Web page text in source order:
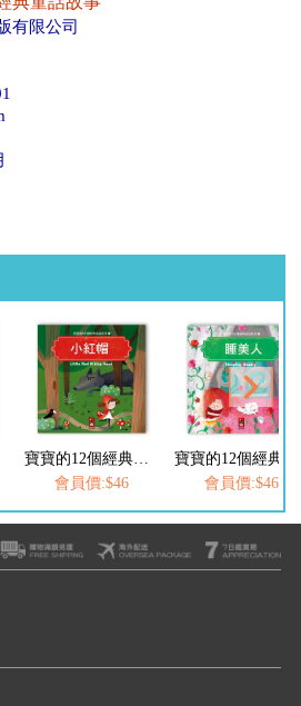
有限公司
寶寶的12個經典童話故事-睡美人
會員價:$46
會員價:$46